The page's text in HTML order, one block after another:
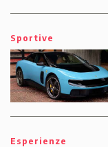
Sportive
Esperienze